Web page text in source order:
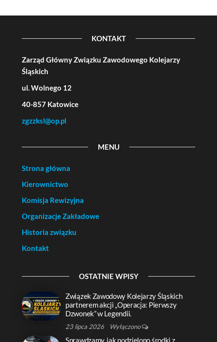
KONTAKT
Zarząd Główny Związku Zawodowego Kolejarzy
Śląskich
ul. Wolnego 12
40-857 Katowice
zgzzksl@op.pl
MENU
Strona główna
Kierownictwo
Komisja Rewizyjna
Organizacje Zakładowe
Historia związku
Kontakt
OSTATNIE WPISY
Związek Zawodowy Kolejarzy Śląskich
partnerem akcji „Operacja: Pierwszy
Dzwonek” w Legendii.
23 lipca 2026 Wyłączono
Sprawdzamy, jak podzielono środki z